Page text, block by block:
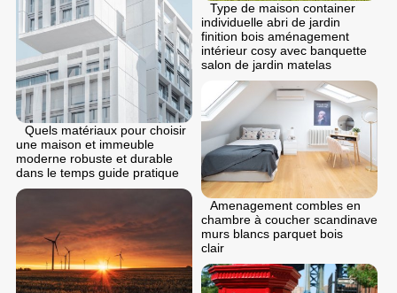
Quels matériaux pour choisir
une maison et immeuble
moderne robuste et durable
dans le temps guide pratique
Type de maison container
individuelle abri de jardin
finition bois aménagement
intérieur cosy avec banquette
salon de jardin matelas
Amenagement combles en
chambre à coucher scandinave
murs blancs parquet bois
clair